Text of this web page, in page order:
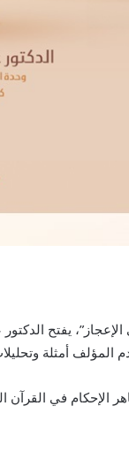
يفتح الدكتور
المؤلف أمثلة
في القرآن